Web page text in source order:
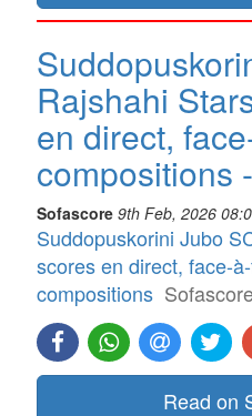
Rajshahi
en direct,
compositions
Sofascore 9th Feb, 2026
Suddopuskorini Jubo
scores en direct, face-
compositions
Read on